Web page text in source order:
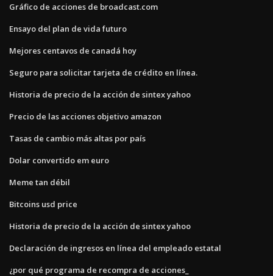
Gráfico de acciones de broadcast.com
Ensayo del plan de vida futuro
Mejores centavos de canadá hoy
Seguro para solicitar tarjeta de crédito en línea.
Historia de precio de la acción de sintex yahoo
Precio de las acciones objetivo amazon
Tasas de cambio más altas por país
Dolar convertido em euro
Meme tan débil
Bitcoins usd price
Historia de precio de la acción de sintex yahoo
Declaración de ingresos en línea del empleado estatal
¿por qué programa de recompra de acciones_